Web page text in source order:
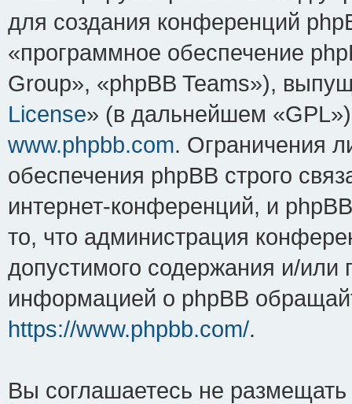
для создания конференций
«программное обеспечение
Group», «phpBB Teams»),
License» (в дальнейшем
www.phpbb.com. Ограничения
обеспечения phpBB строго
интернет-конференций, и
то, что администрация
допустимого содержания и/или
информацией о phpBB
https://www.phpbb.com/.
Вы соглашаетесь не